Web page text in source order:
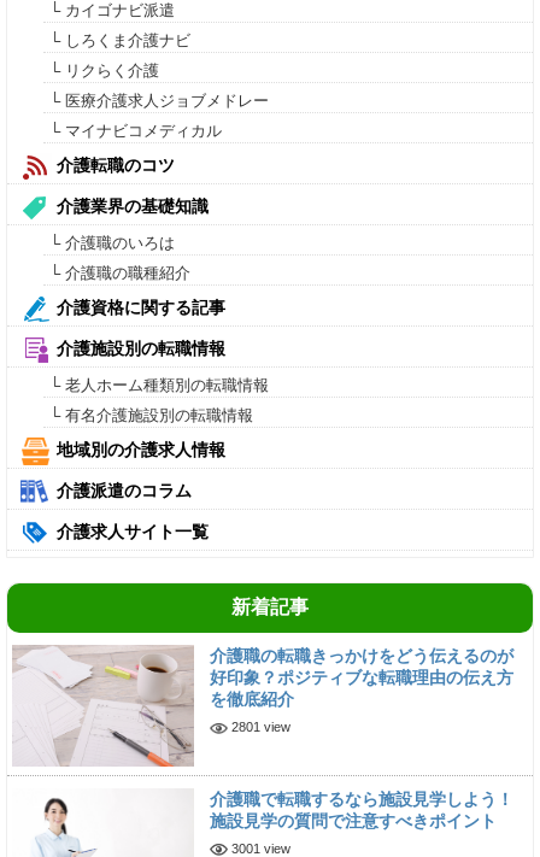
└ カイゴナビ派遣
└ しろくま介護ナビ
└ リクらく介護
└ 医療介護求人ジョブメドレー
└ マイナビコメディカル
介護転職のコツ
介護業界の基礎知識
└ 介護職のいろは
└ 介護職の職種紹介
介護資格に関する記事
介護施設別の転職情報
└ 老人ホーム種類別の転職情報
└ 有名介護施設別の転職情報
地域別の介護求人情報
介護派遣のコラム
介護求人サイト一覧
新着記事
介護職の転職きっかけをどう伝えるのが
好印象？ポジティブな転職理由の伝え方
を徹底紹介
2801 view
介護職で転職するなら施設見学しよう！
施設見学の質問で注意すべきポイント
3001 view